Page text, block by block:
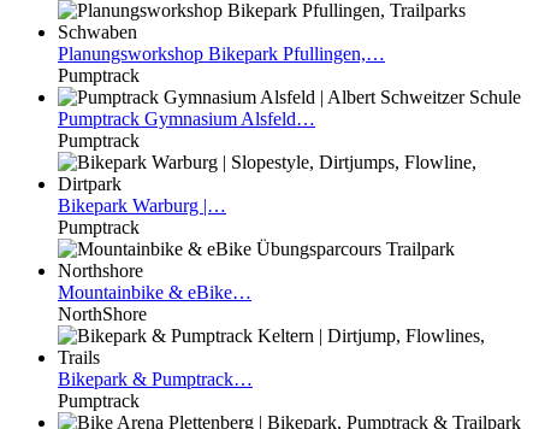
Planungsworkshop Bikepark Pfullingen,…
Pumptrack
Pumptrack Gymnasium Alsfeld…
Pumptrack
Bikepark Warburg |…
Pumptrack
Mountainbike & eBike…
NorthShore
Bikepark & Pumptrack…
Pumptrack